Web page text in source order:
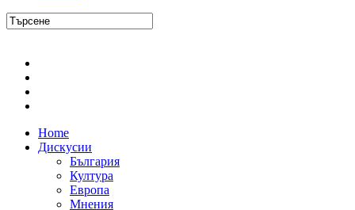
Home
Дискусии
България
Култура
Европа
Мнения